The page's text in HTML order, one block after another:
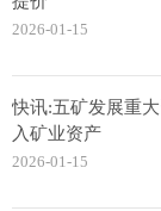
2026-01-15
快讯:五矿发展重
入矿业资产
2026-01-15